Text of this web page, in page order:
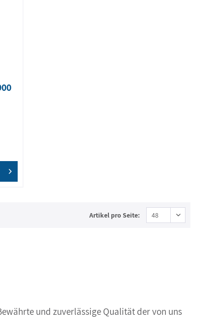
Artikel pro Seite:
und zuverlässige Qualität der von uns